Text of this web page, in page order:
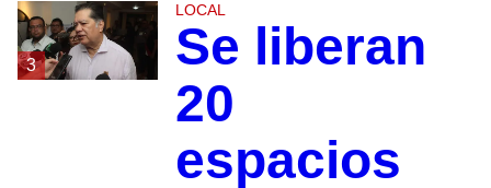
3
LOCAL
Se liberan
20
espacios